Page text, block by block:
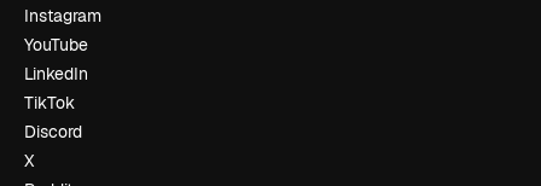
Instagram
YouTube
LinkedIn
TikTok
Discord
X